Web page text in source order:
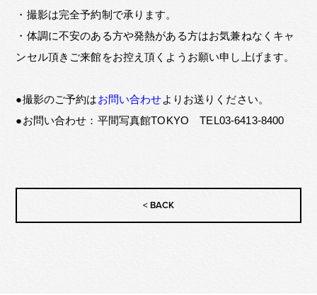
・撮影は完全予約制で承ります。
・体調に不安のある方や発熱がある方はお気兼ねなくキャ
ンセル頂きご来館をお控え頂くようお願い申し上げます。
●撮影のご予約はお問い合わせよりお送りください。
●お問い合わせ：平間写真館TOKYO TEL03-6413-8400
< BACK